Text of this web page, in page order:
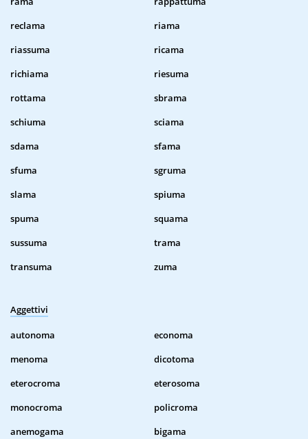
reclama
riama
riassuma
ricama
richiama
riesuma
rottama
sbrama
schiuma
sciama
sdama
sfama
sfuma
sgruma
slama
spiuma
spuma
squama
sussuma
trama
transuma
zuma
Aggettivi
autonoma
economa
menoma
dicotoma
eterocroma
eterosoma
monocroma
policroma
anemogama
bigama